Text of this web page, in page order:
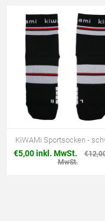
KiWAMi Sportsocken -
€5,00 inkl. MwSt.
MwSt.